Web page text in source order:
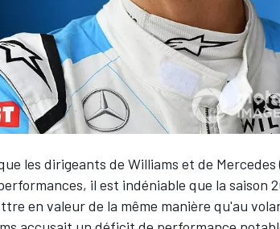
les dirigeants de Williams et de Mercedes
il est indéniable que la saison
en valeur de la même manière qu'au